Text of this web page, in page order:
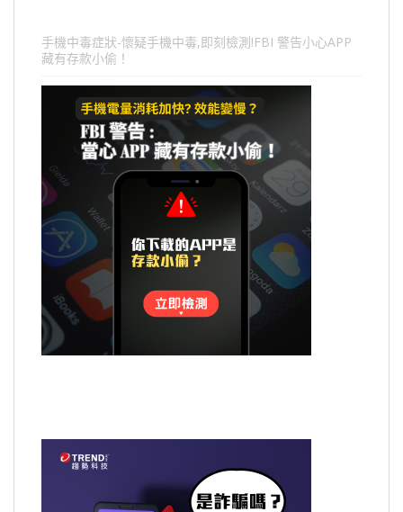
手機中毒症狀-懷疑手機中毒,即刻檢測!FBI 警告小心APP
藏有存款小偷！